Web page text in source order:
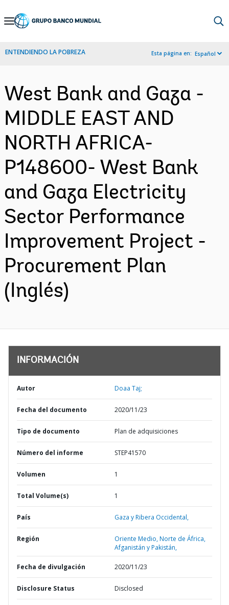
Skip
Navigation
ENTENDIENDO LA POBREZA Esta página en: Español
West Bank and Gaza -
MIDDLE EAST AND
NORTH AFRICA-
P148600- West Bank
and Gaza Electricity
Sector Performance
Improvement Project -
Procurement Plan
(Inglés)
INFORMACIÓN
Autor Doaa Taj;
Fecha del documento 2020/11/23
Tipo de documento Plan de adquisiciones
Número del informe STEP41570
Volumen 1
Total Volume(s) 1
País Gaza y Ribera Occidental,
Región
Oriente Medio, Norte de África,
Afganistán y Pakistán,
Fecha de divulgación 2020/11/23
Disclosure Status Disclosed